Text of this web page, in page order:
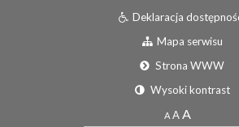
Deklaracja
Mapa serwisu
Strona WWW
Wysoki kontrast